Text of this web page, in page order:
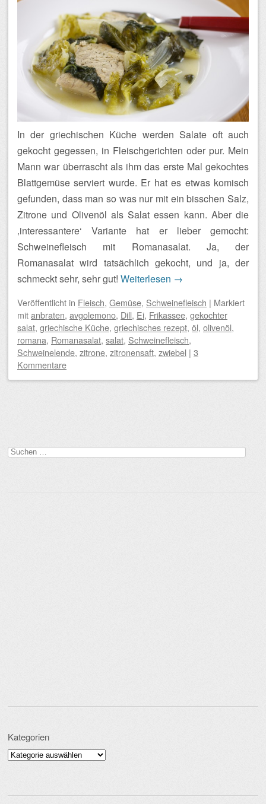
In der griechischen Küche werden Salate oft auch
gekocht gegessen, in Fleischgerichten oder pur. Mein
Mann war überrascht als ihm das erste Mal gekochtes
Blattgemüse serviert wurde. Er hat es etwas komisch
gefunden, dass man so was nur mit ein bisschen Salz,
Zitrone und Olivenöl als Salat essen kann. Aber die
‚interessantere‘ Variante hat er lieber gemocht:
Schweinefleisch mit Romanasalat. Ja, der
Romanasalat wird tatsächlich gekocht, und ja, der
schmeckt sehr, sehr gut! Weiterlesen →
Veröffentlicht in Fleisch, Gemüse, Schweinefleisch | Markiert
mitanbraten, avgolemono, Dill, Ei, Frikassee, gekochter
salat, griechische Küche, griechisches rezept, öl, olivenöl,
romana, Romanasalat, salat, Schweinefleisch,
Schweinelende, zitrone, zitronensaft, zwiebel | 3
Kommentare
Suchen
nach:
Kategorien
Kategorien